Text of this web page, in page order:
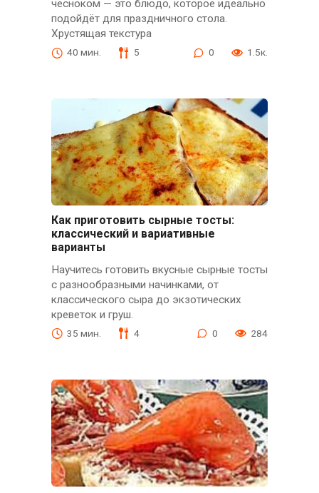
чесноком — это блюдо, которое идеально
подойдёт для праздничного стола.
Хрустящая текстура
40 мин. 5 0 1.5к.
Как приготовить сырные тосты:
классический и вариативные
варианты
Научитесь готовить вкусные сырные тосты
с разнообразными начинками, от
классического сыра до экзотических
креветок и груш.
35 мин. 4 0 284